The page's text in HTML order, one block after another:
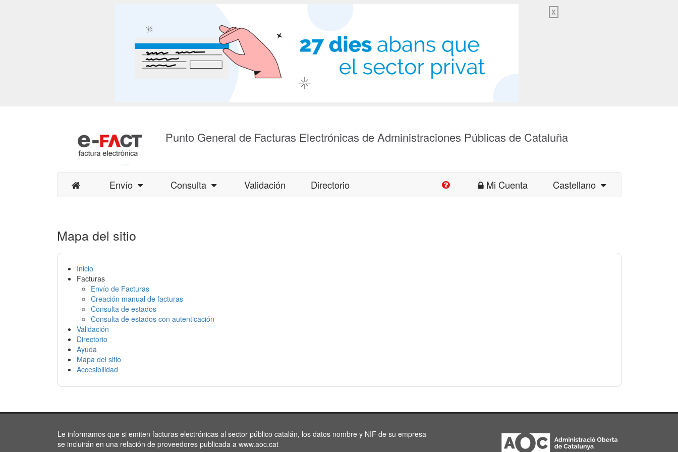
X
Punto General de Facturas Electrónicas de Administraciones Públicas de Cataluña
Envío Consulta Validación Directorio Mi Cuenta Castellano
Mapa del sitio
Inicio
Facturas
Envío de Facturas
Creación manual de facturas
Consulta de estados
Consulta de estados con autenticación
Validación
Directorio
Ayuda
Mapa del sitio
Accesibilidad
Le informamos que si emiten facturas electrónicas al sector público catalán, los datos nombre y NIF de su empresa
se incluirán en una relación de proveedores publicada a www.aoc.cat